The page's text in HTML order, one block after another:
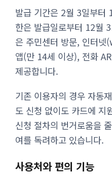
발급 기간은 2월 3일부터
한은 발급일로부터 12월
은 주민센터 방문, 인터
앱(만 14세 이상), 전화
제공합니다.
기존 이용자의 경우 자동
도 신청 없이도 카드에 지
신청 절차의 번거로움을
여를 독려하고 있습니다.
사용처와 편의 기능